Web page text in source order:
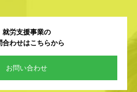
就労支援事業の
合わせはこちらから
お問い合わせ